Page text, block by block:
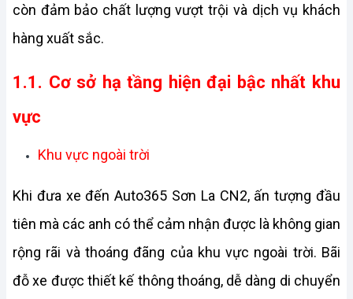
còn đảm bảo chất lượng vượt trội và dịch vụ khách
hàng xuất sắc.
1.1. Cơ sở hạ tầng hiện đại bậc nhất khu
vực
Khu vực ngoài trời
Khi đưa xe đến Auto365 Sơn La CN2, ấn tượng đầu
tiên mà các anh có thể cảm nhận được là không gian
rộng rãi và thoáng đãng của khu vực ngoài trời. Bãi
đỗ xe được thiết kế thông thoáng, dễ dàng di chuyển